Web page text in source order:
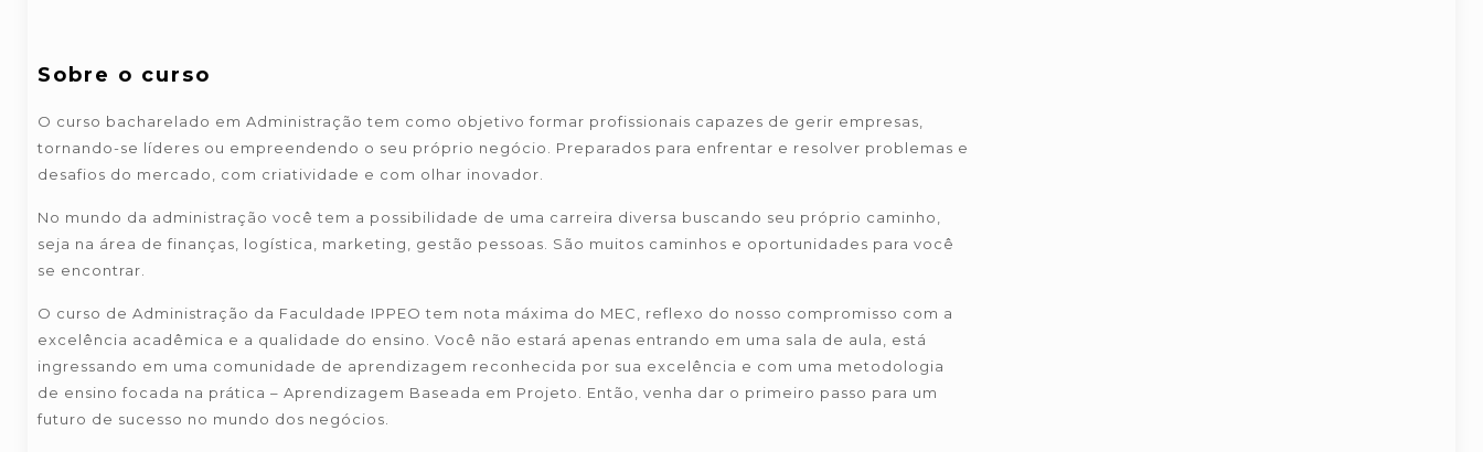
Sobre o curso
O curso bacharelado em Administração tem como objetivo formar profissionais capazes de gerir empresas,
tornando-se líderes ou empreendendo o seu próprio negócio. Preparados para enfrentar e resolver problemas e
desafios do mercado, com criatividade e com olhar inovador.
No mundo da administração você tem a possibilidade de uma carreira diversa buscando seu próprio caminho,
seja na área de finanças, logística, marketing, gestão pessoas. São muitos caminhos e oportunidades para você
se encontrar.
O curso de Administração da Faculdade IPPEO tem nota máxima do MEC, reflexo do nosso compromisso com a
excelência acadêmica e a qualidade do ensino. Você não estará apenas entrando em uma sala de aula, está
ingressando em uma comunidade de aprendizagem reconhecida por sua excelência e com uma metodologia
de ensino focada na prática – Aprendizagem Baseada em Projeto. Então, venha dar o primeiro passo para um
futuro de sucesso no mundo dos negócios.